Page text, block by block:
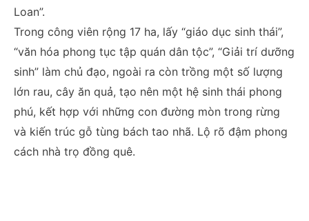
Loan”.
Trong công viên rộng 17 ha, lấy “giáo dục sinh thái”,
“văn hóa phong tục tập quán dân tộc”, “Giải trí dưỡng
sinh” làm chủ đạo, ngoài ra còn trồng một số lượng
lớn rau, cây ăn quả, tạo nên một hệ sinh thái phong
phú, kết hợp với những con đường mòn trong rừng
và kiến trúc gỗ tùng bách tao nhã. Lộ rõ đậm phong
cách nhà trọ đồng quê.